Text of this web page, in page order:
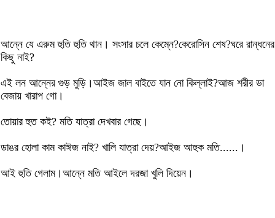
আন্নে যে এরুম হুতি হুতি থান। সংসার চলে কেম্নে?কেরোসিন শেষ?ঘরে রান্ধনের
কিছু নাই?
এই লন আন্নের গুড় মুড়ি।আইজ জাল বাইতে যান নো কিল্লাই?আজ শরীর ডা
বেজায় খারাপ গো।
তোয়ার হুত কই? মতি যাত্রা দেখবার গেছে।
ডাঙর হোলা কাম কাঈজ নাই? খালি যাত্রা দেয়?আইজ আহুক মতি......।
আই হুতি গেলাম।আন্নে মতি আইলে দরজা খুলি দিয়েন।